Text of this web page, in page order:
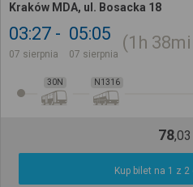
Kraków MDA, ul. Bosacka 18
03:27
07 sierpnia
05:05
07 sierpnia
1h
30N N1316
78,03
Kup bilet na 1 z